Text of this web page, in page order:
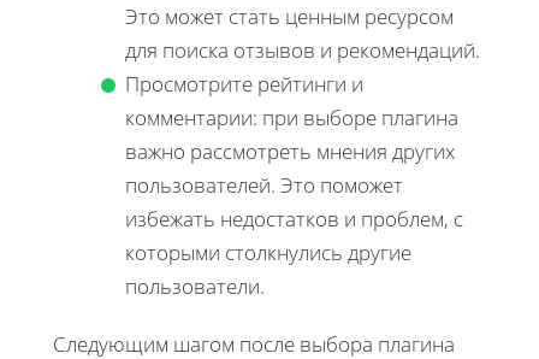
Это может стать ценным ресурсом
для поиска отзывов и рекомендаций.
Просмотрите рейтинги и
комментарии: при выборе плагина
важно рассмотреть мнения других
пользователей. Это поможет
избежать недостатков и проблем, с
которыми столкнулись другие
пользователи.
Следующим шагом после выбора плагина